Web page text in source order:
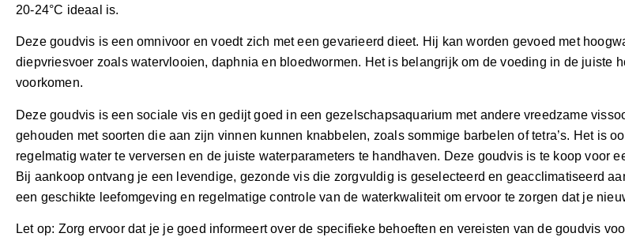
20-24°C ideaal is.
Deze goudvis is een omnivoor en voedt zich met een gevarieerd dieet. Hij kan worden gevoed met
diepvriesvoer zoals watervlooien, daphnia en bloedwormen. Het is belangrijk om de voeding in de juiste
voorkomen.
Deze goudvis is een sociale vis en gedijt goed in een gezelschapsaquarium met andere vreedzame
gehouden met soorten die aan zijn vinnen kunnen knabbelen, zoals sommige barbelen of tetra’s. Het is
regelmatig water te verversen en de juiste waterparameters te handhaven. Deze goudvis is te koop voor
Bij aankoop ontvang je een levendige, gezonde vis die zorgvuldig is geselecteerd en geacclimatiseerd
een geschikte leefomgeving en regelmatige controle van de waterkwaliteit om ervoor te zorgen dat je
Let op: Zorg ervoor dat je je goed informeert over de specifieke behoeften en vereisten van de goudvis